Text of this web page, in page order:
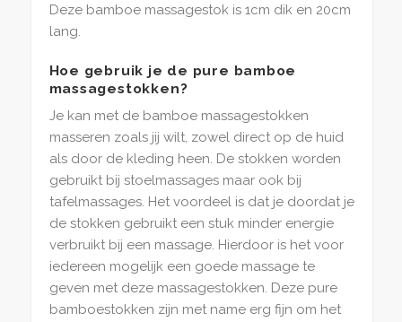
Deze bamboe massagestok is 1cm dik en 20cm
lang.
Hoe gebruik je de pure bamboe
massagestokken?
Je kan met de bamboe massagestokken
masseren zoals jij wilt, zowel direct op de huid
als door de kleding heen. De stokken worden
gebruikt bij stoelmassages maar ook bij
tafelmassages. Het voordeel is dat je doordat je
de stokken gebruikt een stuk minder energie
verbruikt bij een massage. Hierdoor is het voor
iedereen mogelijk een goede massage te
geven met deze massagestokken. Deze pure
bamboestokken zijn met name erg fijn om het